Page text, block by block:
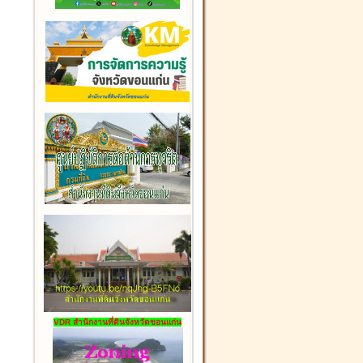
VDR สำนักงานที่ดินจังหวัดขอนแก่น